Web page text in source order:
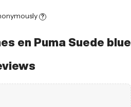
en Puma Suede blue
?